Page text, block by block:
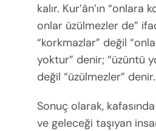
kalır. Kur’ân’ın
onlar üzülmezler de”
“korkmazlar” değil
yoktur” denir; “üzüntü
değil “üzülmezler” denir.
Sonuç olarak,
ve geleceği taşıyan